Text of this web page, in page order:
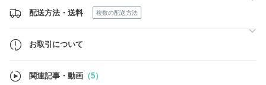
お客様に少しでも安心してお買い物を楽しんでいただけるよう、
「丁寧なご案内」「迅速な対応」「細やかな検品」を心がけ、一件一件
ご不明な点やご不安な点がございましたら、些細なことでもお気軽にお
配送方法・送料 複数の配送方法
お取引について
関連記事・動画 （5）